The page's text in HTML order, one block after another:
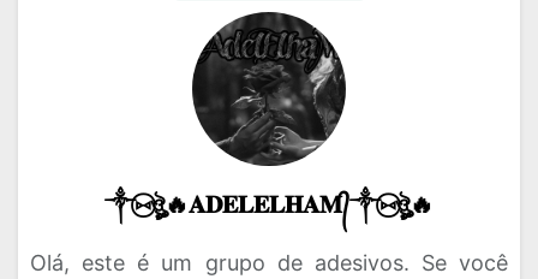
༒⑅⃝ঔৣ🔥𝐀𝐃𝐄𝐋𝐄𝐋𝐇𝐀𝐌᭄༒⑅⃝ঔৣ🔥
Olá, este é um grupo de adesivos. Se você